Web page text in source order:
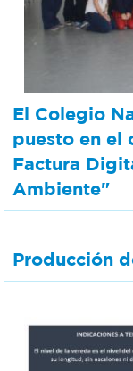
SUBE
El Colegio
puesto en el
Factura
Ambiente"
Producción